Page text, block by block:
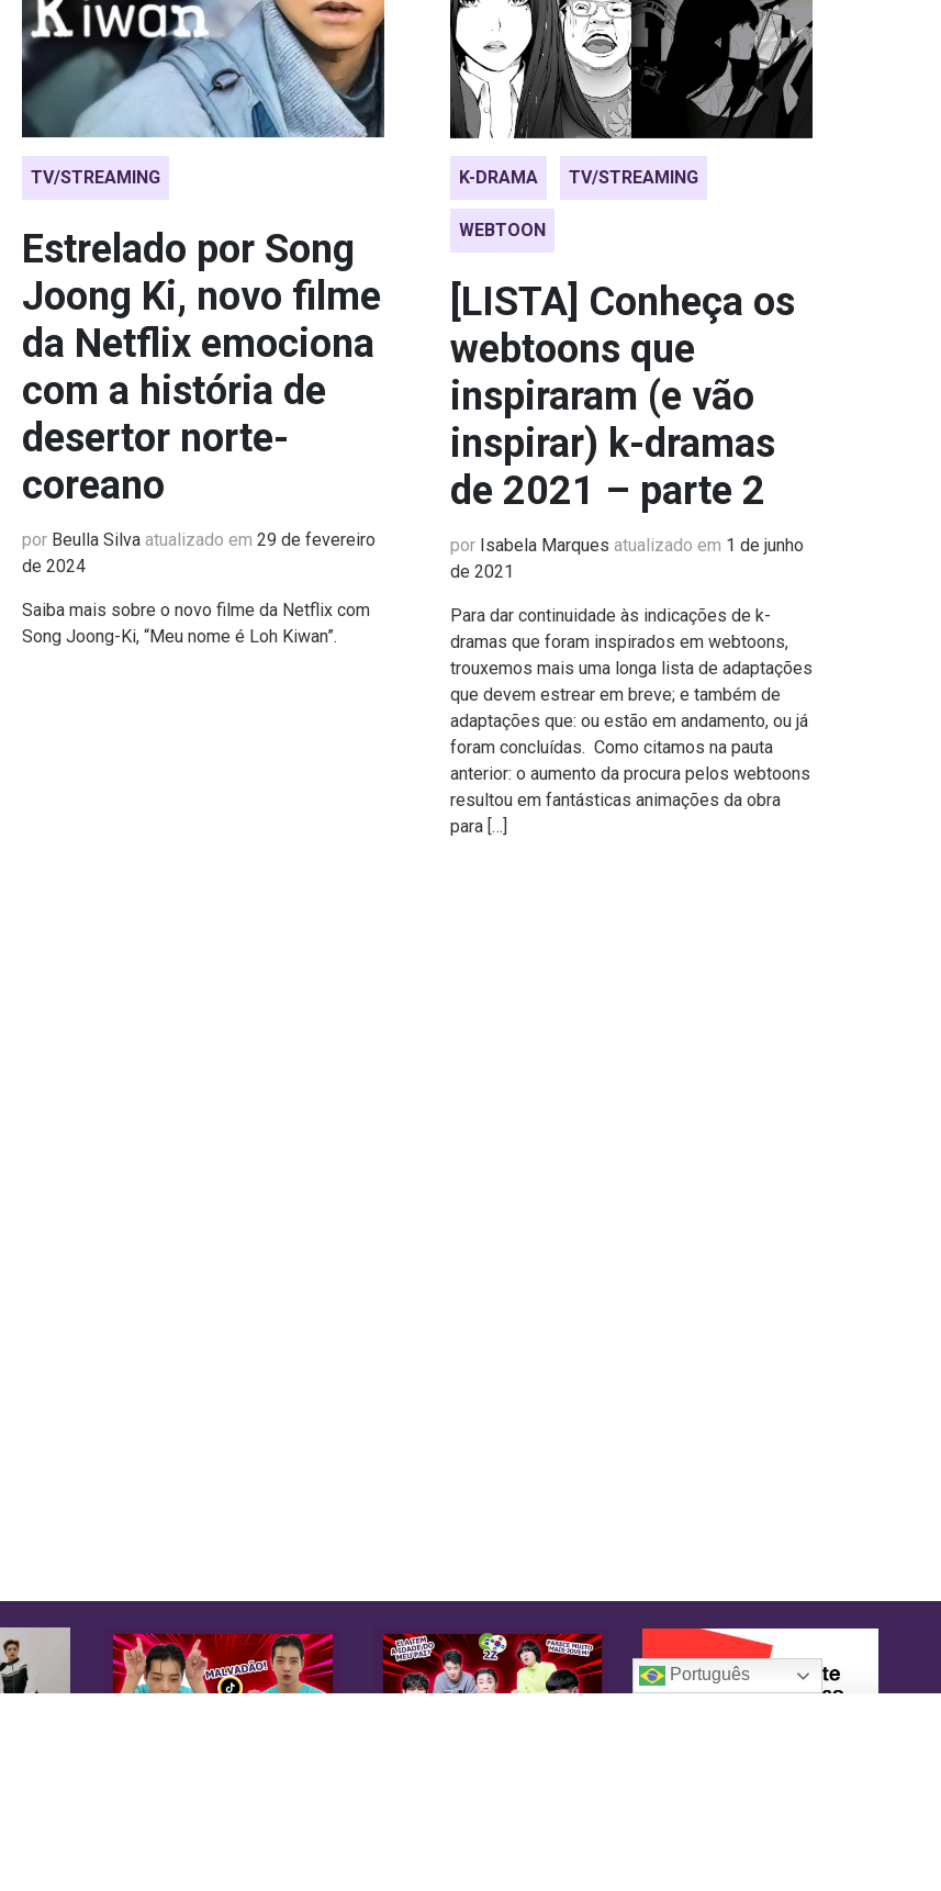
TV/STREAMING
Estrelado por Song
Joong Ki, novo filme
da Netflix emociona
com a história de
desertor norte-
coreano
por Beulla Silva atualizado em 29 de fevereiro
de 2024
Saiba mais sobre o novo filme da Netflix com
Song Joong-Ki, “Meu nome é Loh Kiwan”.
K-DRAMA TV/STREAMING
WEBTOON
[LISTA] Conheça os
webtoons que
inspiraram (e vão
inspirar) k-dramas
de 2021 – parte 2
por Isabela Marques atualizado em 1 de junho
de 2021
Para dar continuidade às indicações de k-
dramas que foram inspirados em webtoons,
trouxemos mais uma longa lista de adaptações
que devem estrear em breve; e também de
adaptações que: ou estão em andamento, ou já
foram concluídas. Como citamos na pauta
anterior: o aumento da procura pelos webtoons
resultou em fantásticas animações da obra
para […]
Português